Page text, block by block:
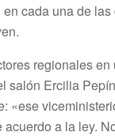
cada una de
regionales en
salón Ercilia
«ese
a la ley.